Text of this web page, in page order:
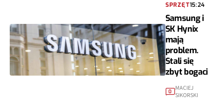
SPRZĘT15:24
Samsung i
SK Hynix
mają
problem.
Stali się
zbyt bogaci
0 MACIEJ
SIKORSKI